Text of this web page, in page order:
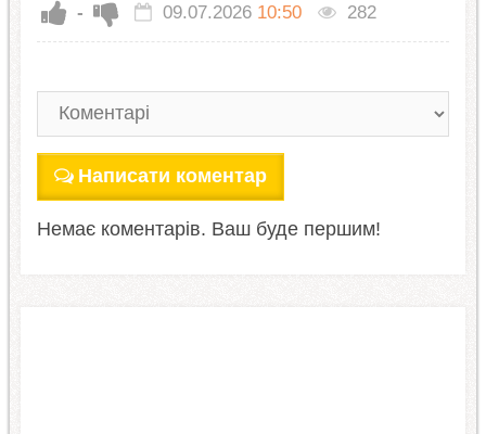
- 09.07.2026 10:50 282
Написати коментар
Немає коментарів. Ваш буде першим!